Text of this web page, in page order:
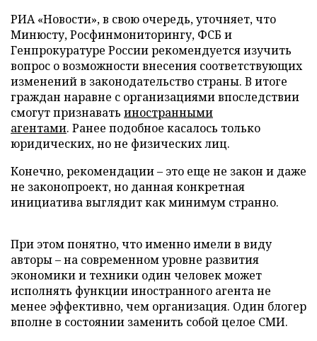
РИА «Новости», в свою очередь, уточняет, что
Минюсту, Росфинмониторингу, ФСБ и
Генпрокуратуре России рекомендуется изучить
вопрос о возможности внесения соответствующих
изменений в законодательство страны. В итоге
граждан наравне с организациями впоследствии
смогут признавать иностранными
агентами. Ранее подобное касалось только
юридических, но не физических лиц.
Конечно, рекомендации – это еще не закон и даже
не законопроект, но данная конкретная
инициатива выглядит как минимум странно.
При этом понятно, что именно имели в виду
авторы – на современном уровне развития
экономики и техники один человек может
исполнять функции иностранного агента не
менее эффективно, чем организация. Один блогер
вполне в состоянии заменить собой целое СМИ.